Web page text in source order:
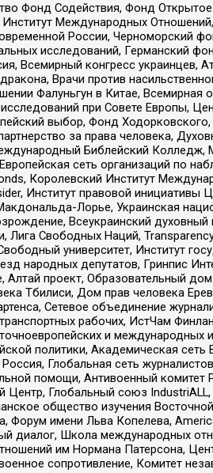
Фонд Содействия, Фонд
Международных Отношений,
России, Черноморский
исследований, Германский
конгресс украинцев,
Врачи против
Фалуньгун в Китае, Всемирная
при Совете Европы,
выбор, Фонд
за права человека,
Библейский
сеть организаций по
Королевский Институт
Институт правовой
Лорье, Украинская
Всеукраинский духовный
Свободных Наций,
университет, Институт
народных депутатов, Гринпис
Алтай проект, Образовательный
Тбилиси, Дом прав человека
Сетевое объединение
рабочих, ИстЧам
и
политики, Академическая сеть
Глобальная сеть
помощи, Антивоенный комитет
Глобальный союз
общество изучения
имени Льва Копелева,
диалог, Школа международных
им Нормана Патерсона,
сопротивление, Комитет